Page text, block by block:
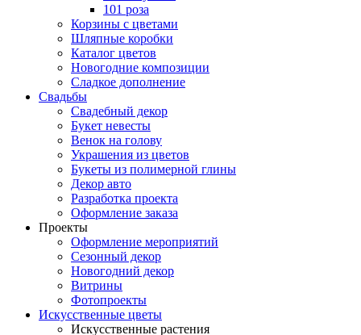
101 роза
Корзины с цветами
Шляпные коробки
Каталог цветов
Новогодние композиции
Сладкое дополнение
Свадьбы
Свадебный декор
Букет невесты
Венок на голову
Украшения из цветов
Букеты из полимерной глины
Декор авто
Разработка проекта
Оформление заказа
Проекты
Оформление мероприятий
Сезонный декор
Новогодний декор
Витрины
Фотопроекты
Искусственные цветы
Искусственные растения